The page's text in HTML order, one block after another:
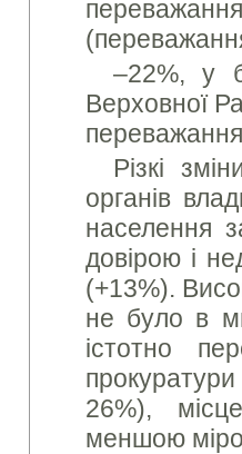
–22%, у
Верховної
Різкі
органів
населення
довірою і
(+13%).
не було в
істотно
26%),
меншою